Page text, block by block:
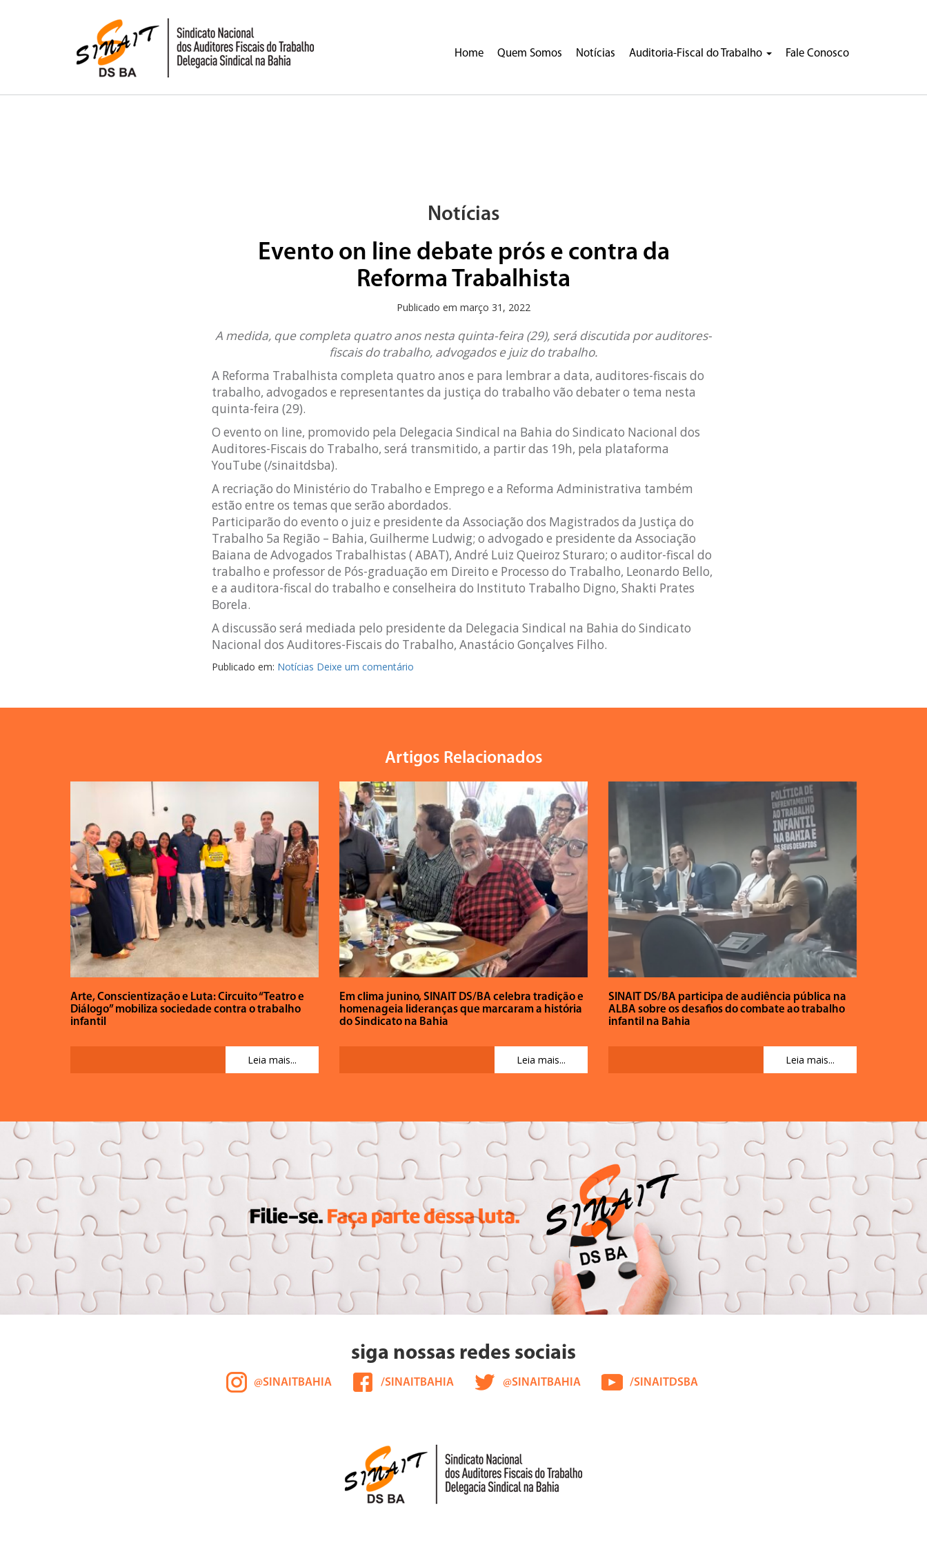
Home Quem Somos Notícias Auditoria-Fiscal do Trabalho Fale Conosco
Notícias
Evento on line debate prós e contra da
Reforma Trabalhista
Publicado em março 31, 2022
A medida, que completa quatro anos nesta quinta-feira (29), será discutida por auditores-
fiscais do trabalho, advogados e juiz do trabalho.
A Reforma Trabalhista completa quatro anos e para lembrar a data, auditores-fiscais do
trabalho, advogados e representantes da justiça do trabalho vão debater o tema nesta
quinta-feira (29).
O evento on line, promovido pela Delegacia Sindical na Bahia do Sindicato Nacional dos
Auditores-Fiscais do Trabalho, será transmitido, a partir das 19h, pela plataforma
YouTube (/sinaitdsba).
A recriação do Ministério do Trabalho e Emprego e a Reforma Administrativa também
estão entre os temas que serão abordados.
Participarão do evento o juiz e presidente da Associação dos Magistrados da Justiça do
Trabalho 5a Região – Bahia, Guilherme Ludwig; o advogado e presidente da Associação
Baiana de Advogados Trabalhistas ( ABAT), André Luiz Queiroz Sturaro; o auditor-fiscal do
trabalho e professor de Pós-graduação em Direito e Processo do Trabalho, Leonardo Bello,
e a auditora-fiscal do trabalho e conselheira do Instituto Trabalho Digno, Shakti Prates
Borela.
A discussão será mediada pelo presidente da Delegacia Sindical na Bahia do Sindicato
Nacional dos Auditores-Fiscais do Trabalho, Anastácio Gonçalves Filho.
Publicado em: Notícias Deixe um comentário
Artigos Relacionados
Arte, Conscientização e Luta: Circuito “Teatro e
Diálogo” mobiliza sociedade contra o trabalho
infantil
Leia mais...
Em clima junino, SINAIT DS/BA celebra tradição e
homenageia lideranças que marcaram a história
do Sindicato na Bahia
Leia mais...
SINAIT DS/BA participa de audiência pública na
ALBA sobre os desafios do combate ao trabalho
infantil na Bahia
Leia mais...
siga nossas redes sociais
@SINAITBAHIA /SINAITBAHIA @SINAITBAHIA /SINAITDSBA